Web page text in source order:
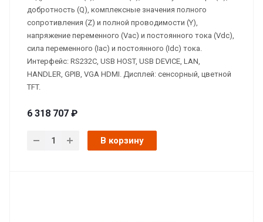
добротность (Q), комплексные значения полного
сопротивления (Z) и полной проводимости (Y),
напряжение переменного (Vac) и постоянного тока (Vdc),
сила переменного (Iac) и постоянного (Idc) тока.
Интерфейс: RS232C, USB HOST, USB DEVICE, LAN,
HANDLER, GPIB, VGA HDMI. Дисплей: сенсорный, цветной
TFT.
6 318 707 ₽
В корзину